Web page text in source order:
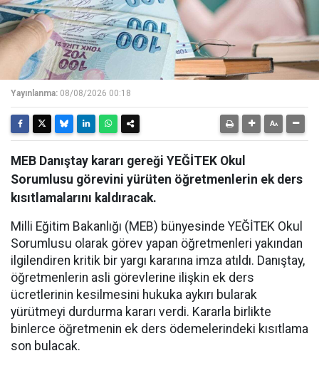
Yayınlanma: 08/08/2026 00:18
MEB Danıştay kararı gereği YEĞİTEK Okul
Sorumlusu görevini yürüten öğretmenlerin ek ders
kısıtlamalarını kaldıracak.
Milli Eğitim Bakanlığı (MEB) bünyesinde YEĞİTEK Okul
Sorumlusu olarak görev yapan öğretmenleri yakından
ilgilendiren kritik bir yargı kararına imza atıldı. Danıştay,
öğretmenlerin asli görevlerine ilişkin ek ders
ücretlerinin kesilmesini hukuka aykırı bularak
yürütmeyi durdurma kararı verdi. Kararla birlikte
binlerce öğretmenin ek ders ödemelerindeki kısıtlama
son bulacak.